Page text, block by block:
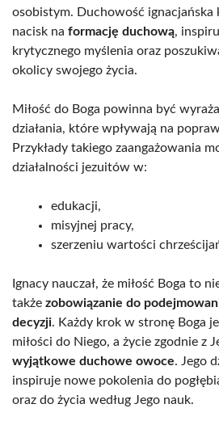
osobistym. Duchowość ignacjańska
nacisk na formację duchową,
krytycznego myślenia oraz
okolicy swojego życia.
Miłość do Boga powinna być
działania, które wpływają na
Przykłady takiego zaangażowania
działalności jezuitów w:
edukacji,
misyjnej pracy,
szerzeniu wartości
Ignacy nauczał, że miłość Boga to
także zobowiązanie do
decyzji. Każdy krok w stronę Boga
miłości do Niego, a życie zgodnie z
wyjątkowe duchowe owoce. Jego
inspiruje nowe pokolenia do
oraz do życia według Jego nauk.